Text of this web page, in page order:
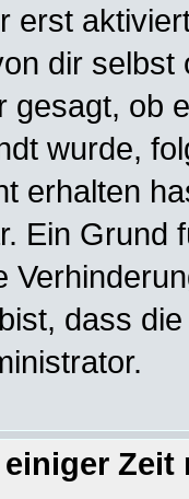
erst
dir selbst
gesagt, ob
wurde,
erhalten
Ein Grund
dass